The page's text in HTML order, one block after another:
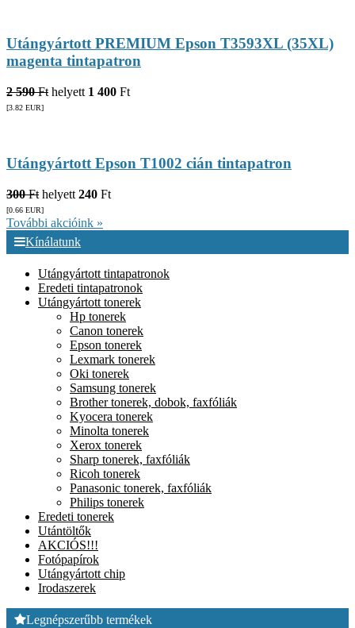
Utángyártott PREMIUM Epson T3593XL (35XL)
magenta tintapatron
2 590 Ft helyett 1 400 Ft
[3.82 EUR]
Utángyártott Epson T1002 cián tintapatron
300 Ft helyett 240 Ft
[0.66 EUR]
További akcióink »
Kínálatunk
Utángyártott tintapatronok
Eredeti tintapatronok
Utángyártott tonerek
Hp tonerek
Canon tonerek
Epson tonerek
Lexmark tonerek
Oki tonerek
Samsung tonerek
Brother tonerek, dobok, faxfóliák
Kyocera tonerek
Minolta tonerek
Xerox tonerek
Sharp tonerek, faxfóliák
Ricoh tonerek
Panasonic tonerek, faxfóliák
Philips tonerek
Eredeti tonerek
Utántöltők
AKCIÓS!!!
Fotópapírok
Utángyártott chip
Irodaszerek
Legnépszerűbb termékek